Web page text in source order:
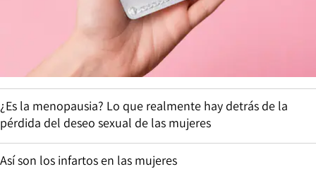
¿Es la menopausia? Lo que realmente hay detrás de la
pérdida del deseo sexual de las mujeres
Así son los infartos en las mujeres